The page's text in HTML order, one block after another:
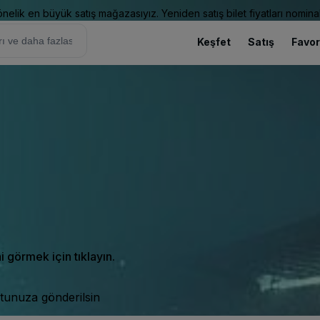
en büyük satış mağazasıyız. Yeniden satış bilet fiyatları
Keşfet Satış
için tıklayın.
gönderilsin